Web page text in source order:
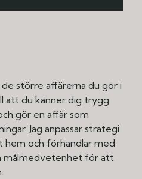
större affärerna du gör i
att du känner dig trygg
gör en affär som
Jag anpassar strategi
och förhandlar med
målmedvetenhet för att